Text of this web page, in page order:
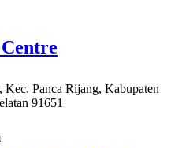
Panca Rijang, Kabupaten
91651